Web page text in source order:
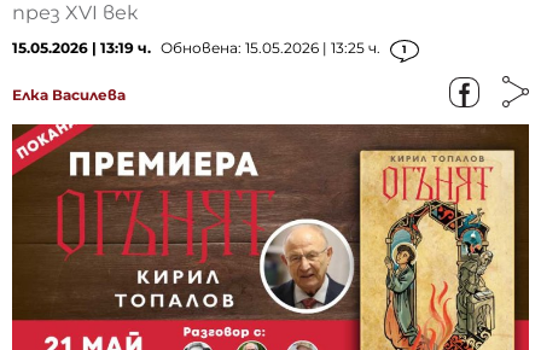
през XVI век
15.05.2026 | 13:19 ч. Обновена: 15.05.2026 | 13:25 ч. 1
Елка Василева